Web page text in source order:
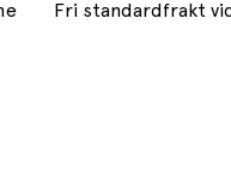
Fri standardfrakt